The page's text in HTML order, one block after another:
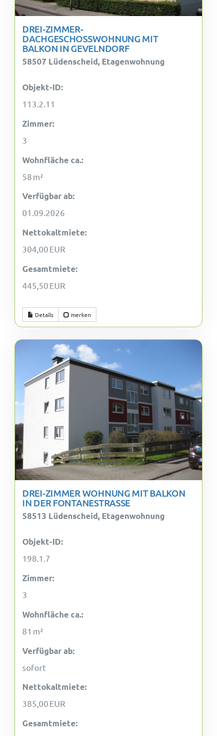
DREI-ZIMMER-
DACHGESCHOSSWOHNUNG MIT
BALKON IN GEVELNDORF
58507 Lüdenscheid, Etagenwohnung
Objekt-ID:
113.2.11
Zimmer:
3
Wohnfläche ca.:
58 m²
Verfügbar ab:
01.09.2026
Nettokaltmiete:
304,00 EUR
Gesamtmiete:
445,50 EUR
Details merken
DREI-ZIMMER WOHNUNG MIT BALKON
IN DER FONTANESTRASSE
58513 Lüdenscheid, Etagenwohnung
Objekt-ID:
198.1.7
Zimmer:
3
Wohnfläche ca.:
81 m²
Verfügbar ab:
sofort
Nettokaltmiete:
385,00 EUR
Gesamtmiete: